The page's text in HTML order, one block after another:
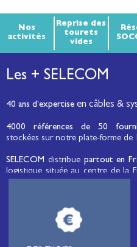
Nos
activités
Reprise des
tourets
vides
Les + SELECOM
40 ans d’expertise en câbles &
4000 références de 50
stockées sur notre plate-forme de
SELECOM distribue partout en
logistique située au centre de la
d’éclairage public et d'éco-